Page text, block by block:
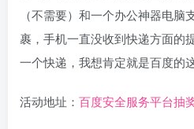
（不需要）和一个办公神器电
裹，手机一直没收到快递方面的
一个快递，我想肯定就是百度的
活动地址： 百度安全服务平台抽